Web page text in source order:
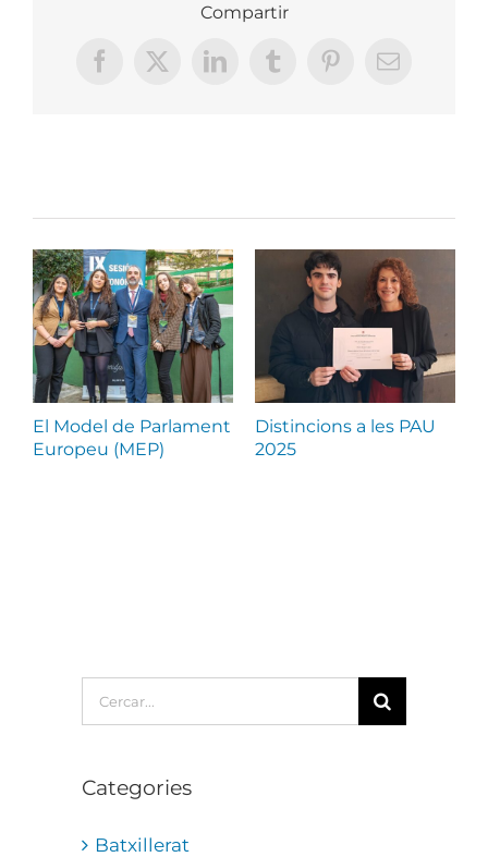
Compartir
Facebook
X LinkedInTumblrPinterestEmail:
El Model de Parlament
Europeu (MEP)
Distincions a les PAU
2025
Cerca
…
Categories
Batxillerat